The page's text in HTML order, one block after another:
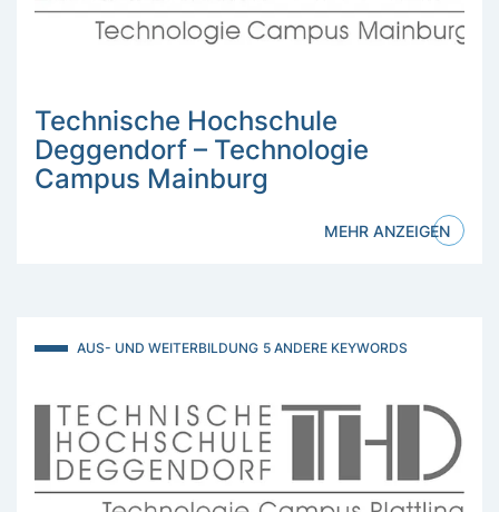
Technische Hochschule
Deggendorf – Technologie
Campus Mainburg
MEHR ANZEIGEN
AUS- UND WEITERBILDUNG 5 ANDERE KEYWORDS